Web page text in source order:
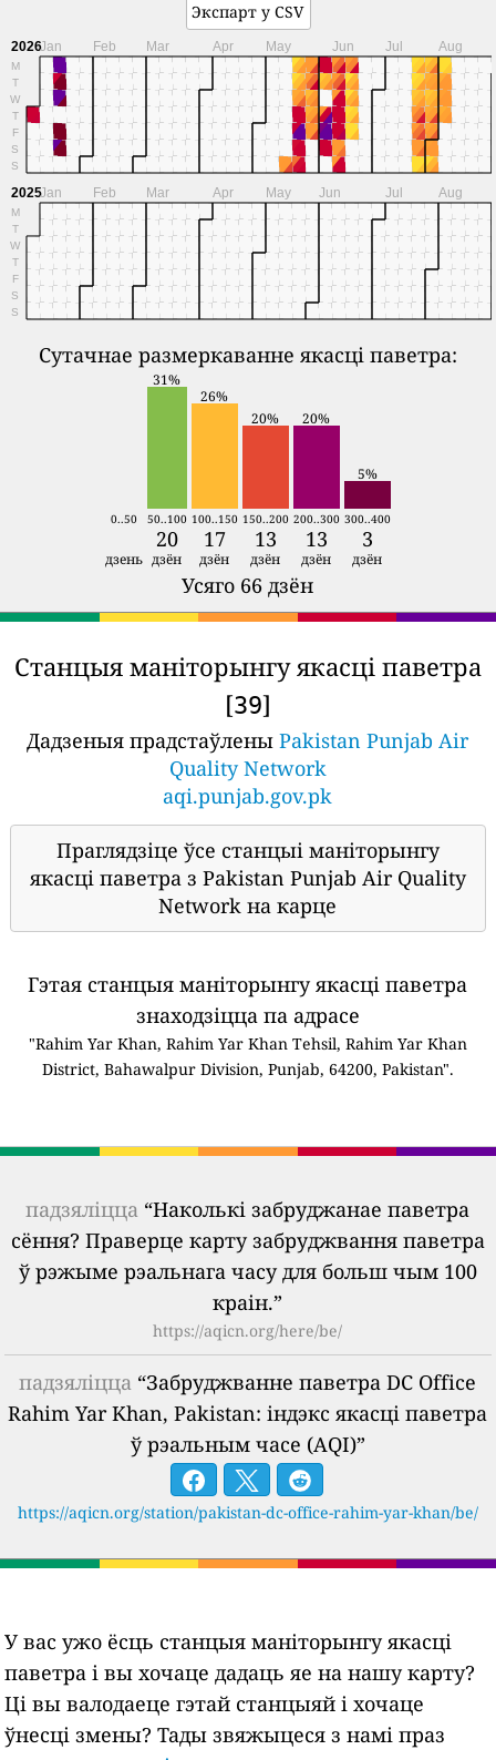
Экспарт у CSV
2026
M
T
W
T
F
S
S
Jan Feb Mar Apr May Jun Jul Aug
2025
M
T
W
T
F
S
S
Jan Feb Mar Apr May Jun Jul Aug
Сутачнае размеркаванне якасці паветра:
31%
26%
20%
20%
5%
0..50 50..100 100..150 150..200 200..300 300..400
20 17 13 13 3
дзень дзён дзён дзён дзён дзён
Усяго 66 дзён
Станцыя маніторынгу якасці паветра
[39]
Дадзеныя прадстаўленыPakistan Punjab Air
Quality Network
aqi.punjab.gov.pk
Праглядзіце ўсе станцыі маніторынгу
якасці паветра з Pakistan Punjab Air Quality
Network на карце
Гэтая станцыя маніторынгу якасці паветра
знаходзіцца па адрасе
"Rahim Yar Khan, Rahim Yar Khan Tehsil, Rahim Yar Khan
District, Bahawalpur Division, Punjab, 64200, Pakistan".
падзяліцца “Наколькі забруджанае паветра
сёння? Праверце карту забруджвання паветра
ў рэжыме рэальнага часу для больш чым 100
краін.”
https://aqicn.org/here/be/
падзяліцца “Забруджванне паветра DC Office
Rahim Yar Khan, Pakistan: індэкс якасці паветра
ў рэальным часе (AQI)”
https://aqicn.org/station/pakistan-dc-office-rahim-yar-khan/be/
У вас ужо ёсць станцыя маніторынгу якасці
паветра і вы хочаце дадаць яе на нашу карту?
Ці вы валодаеце гэтай станцыяй і хочаце
ўнесці змены? Тады звяжыцеся з намі праз